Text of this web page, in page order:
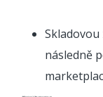
následně